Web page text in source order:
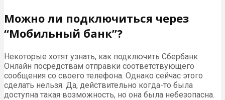
Можно ли подключиться через
“Мобильный банк”?
Некоторые хотят узнать, как подключить Сбербанк
Онлайн посредствам отправки соответствующего
сообщения со своего телефона. Однако сейчас этого
сделать нельзя. Да, действительно когда-то была
доступна такая возможность, но она была небезопасна.